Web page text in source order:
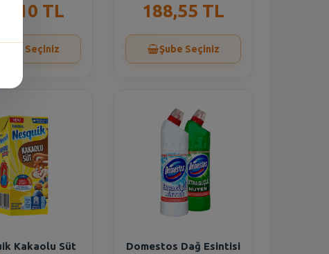
TL
Şube Seçiniz
188,55 TL
Şube Seçiniz
Kakaolu Süt
Domestos Dağ Esintisi